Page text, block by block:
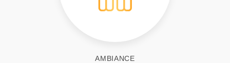
AMBIANCE